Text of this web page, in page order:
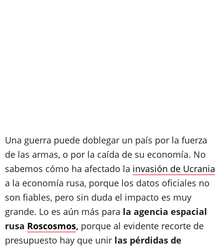
Una guerra puede doblegar un país por la fuerza
de las armas, o por la caída de su economía. No
sabemos cómo ha afectado la invasión de Ucrania
a la economía rusa, porque los datos oficiales no
son fiables, pero sin duda el impacto es muy
grande. Lo es aún más para la agencia espacial
rusa Roscosmos, porque al evidente recorte de
presupuesto hay que unir las pérdidas de